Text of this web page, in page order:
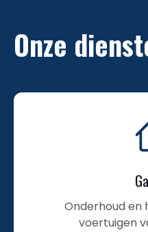
Onze
Onderhoud en
voertuigen